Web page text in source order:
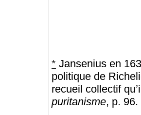
* Jansenius en
politique de
recueil collectif
puritanisme, p. 96.